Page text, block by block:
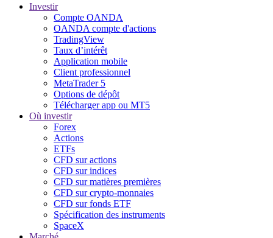
Investir
Compte OANDA
OANDA compte d'actions
TradingView
Taux d’intérêt
Application mobile
Client professionnel
MetaTrader 5
Options de dépôt
Télécharger app ou MT5
Où investir
Forex
Actions
ETFs
CFD sur actions
CFD sur indices
CFD sur matières premières
CFD sur crypto-monnaies
CFD sur fonds ETF
Spécification des instruments
SpaceX